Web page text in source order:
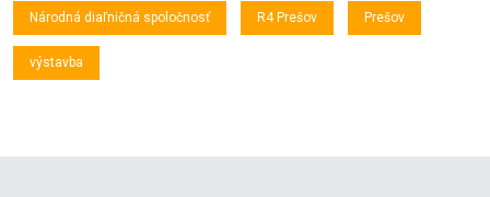
Národná diaľničná spoločnosť R4 Prešov Prešov
výstavba